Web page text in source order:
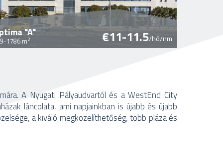
"A"
1786 m2 €11-11.5/hó/nm
A Nyugati Pályaudvartól és a WestEnd City
láncolata, ami napjainkban is újabb és újabb
a kiváló megközelíthetőség, több pláza és